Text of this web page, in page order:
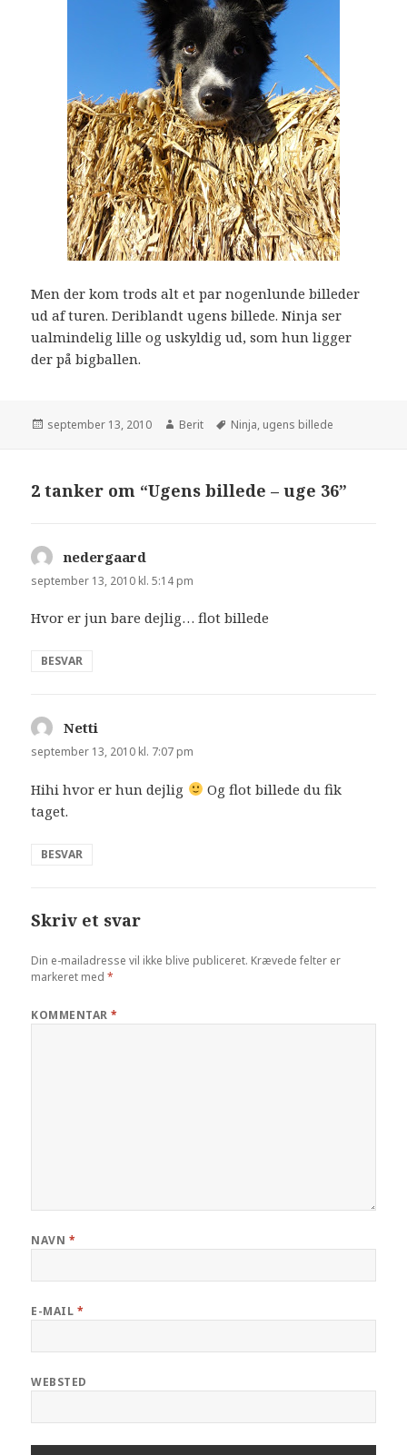
Men der kom trods alt et par nogenlunde billeder
ud af turen. Deriblandt ugens billede. Ninja ser
ualmindelig lille og uskyldig ud, som hun ligger
der på bigballen.
september 13, 2010 Berit Ninja, ugens billede
2 tanker om “Ugens billede – uge 36”
nedergaard
september 13, 2010 kl. 5:14 pm
Hvor er jun bare dejlig… flot billede
BESVAR
Netti
september 13, 2010 kl. 7:07 pm
Hihi hvor er hun dejlig
Og flot billede du fik
taget.
BESVAR
Skriv et svar
Din e-mailadresse vil ikke blive publiceret. Krævede felter er
markeret med*
KOMMENTAR*
NAVN *
E-MAIL *
WEBSTED